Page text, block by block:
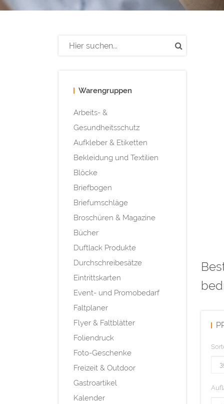
Warengruppen
Arbeits- &
Gesundheitsschutz
Aufkleber & Etiketten
Bekleidung und Textilien
Blöcke
Briefbogen
Briefumschläge
Broschüren & Magazine
Bücher
Duftlack Produkte
Durchschreibesätze
Eintrittskarten
Event- und Promobedarf
Faltplaner
Flyer & Faltblätter
Foliendruck
Foto-Geschenke
Freizeit & Outdoor
Gastroartikel
Kalender